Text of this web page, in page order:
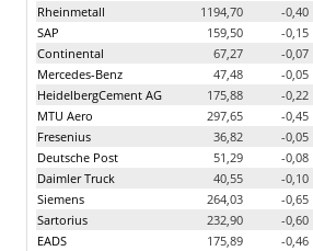
Rheinmetall
1194,70 -0,40
SAP
159,50 -0,15
Continental
67,27 -0,07
Mercedes-Benz
47,48 -0,05
HeidelbergCement AG
175,88 -0,22
MTU Aero
297,65 -0,45
Fresenius
36,82 -0,05
Deutsche Post
51,29 -0,08
Daimler Truck
40,55 -0,10
Siemens
264,03 -0,65
Sartorius
232,90 -0,60
EADS
175,89 -0,46